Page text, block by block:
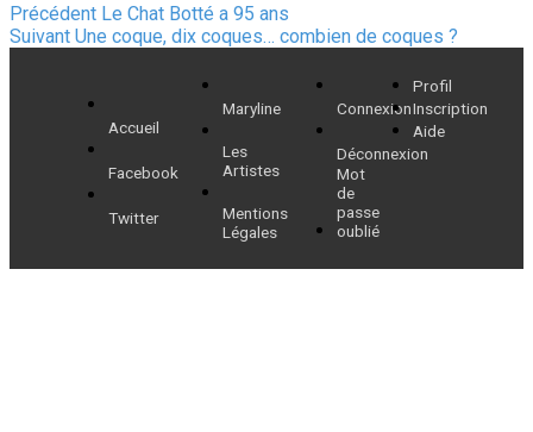
Navigation
de
l’article
Précédent Article
précédent :
Le Chat Botté a 95 ans
Suivant Article
Une coque, dix coques… combien de coques ?
Accueil
Facebook
Twitter
Maryline
Les
Artistes
Mentions
Légales
Connexion
Déconnexion
Mot
de
passe
oublié
Profil
Inscription
Aide